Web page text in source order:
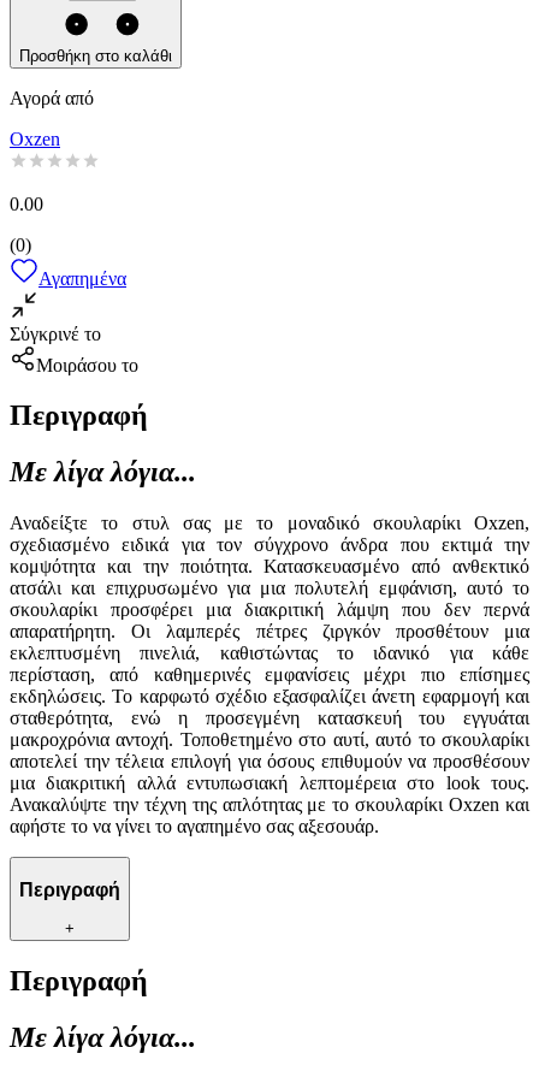
Προσθήκη στο καλάθι
Αγορά από
Oxzen
0.00
(0)
Αγαπημένα
Σύγκρινέ το
Μοιράσου το
Περιγραφή
Με λίγα λόγια...
Αναδείξτε το στυλ σας με το μοναδικό σκουλαρίκι Oxzen,
σχεδιασμένο ειδικά για τον σύγχρονο άνδρα που εκτιμά την
κομψότητα και την ποιότητα. Κατασκευασμένο από ανθεκτικό
ατσάλι και επιχρυσωμένο για μια πολυτελή εμφάνιση, αυτό το
σκουλαρίκι προσφέρει μια διακριτική λάμψη που δεν περνά
απαρατήρητη. Οι λαμπερές πέτρες ζιργκόν προσθέτουν μια
εκλεπτυσμένη πινελιά, καθιστώντας το ιδανικό για κάθε
περίσταση, από καθημερινές εμφανίσεις μέχρι πιο επίσημες
εκδηλώσεις. Το καρφωτό σχέδιο εξασφαλίζει άνετη εφαρμογή και
σταθερότητα, ενώ η προσεγμένη κατασκευή του εγγυάται
μακροχρόνια αντοχή. Τοποθετημένο στο αυτί, αυτό το σκουλαρίκι
αποτελεί την τέλεια επιλογή για όσους επιθυμούν να προσθέσουν
μια διακριτική αλλά εντυπωσιακή λεπτομέρεια στο look τους.
Ανακαλύψτε την τέχνη της απλότητας με το σκουλαρίκι Oxzen και
αφήστε το να γίνει το αγαπημένο σας αξεσουάρ.
Περιγραφή
+
Περιγραφή
Με λίγα λόγια...